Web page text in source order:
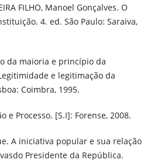
FILHO, Manoel Gonçalves. O
4. ed. São Paulo: Saraiva,
da maioria e princípio da
e legitimação da
Coimbra, 1995.
e Processo. [S.I]: Forense, 2008.
A iniciativa popular e sua relação
Presidente da República.